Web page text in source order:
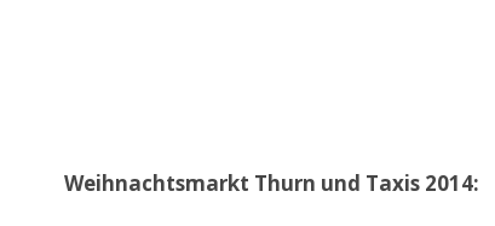
Weihnachtsmarkt Thurn und Taxis 2014: